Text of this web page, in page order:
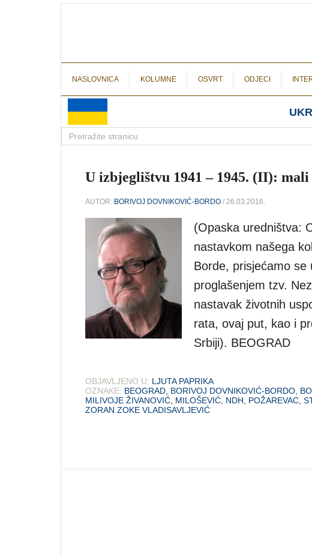
NASLOVNICA KOLUMNE OSVRT ODJECI
U izbjeglištvu 1941 – 1945. (II):
AUTOR: BORIVOJ DOVNIKOVIĆ-BORDO / 26.03.2016.
(Opaska uredništva:
nastavkom našega
Borde, prisjećamo se
proglašenjem tzv.
nastavak životnih
rata, ovaj put, kao i
Srbiji). BEOGRAD
OBJAVLJENO U: LJUTA PAPRIKA
OZNAKE: BEOGRAD BORIVOJ DOVNIKOVIĆ-BORDO
MILIVOJE ŽIVANOVIĆ MILOŠEVIĆ NDH POŽAREVAC
ZORAN ZOKE VLADISAVLJEVIĆ